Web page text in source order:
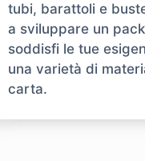
tubi, barattoli e
a sviluppare un
soddisfi le tue
una varietà di
carta.